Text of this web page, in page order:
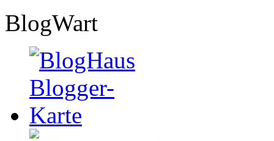
BlogWart